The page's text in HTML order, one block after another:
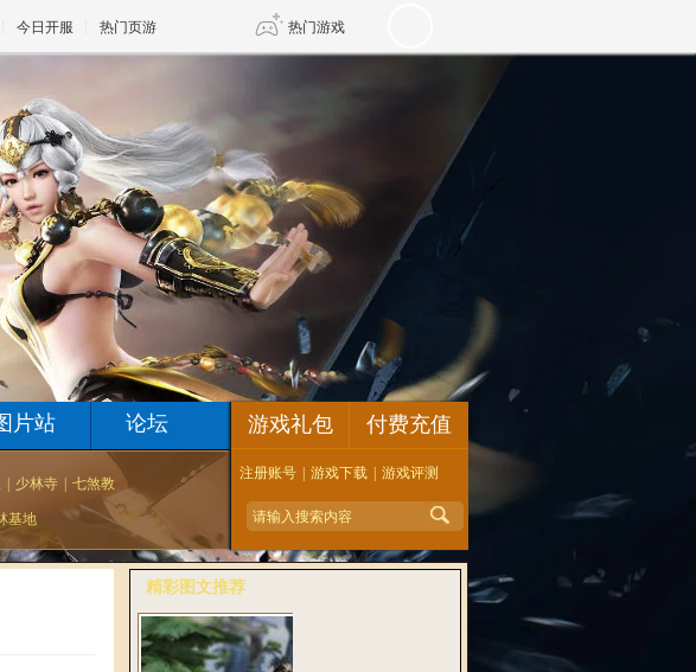
今日开服 热门页游 热门游戏
魔兽
天堂 剑网3旗舰版 新天龙八部
王权与自由 诛仙世界 新仙侠5
片站 论坛
少林寺 七煞教
基地
游戏礼包 付费充值
注册账号 游戏下载 游戏评测
精彩图文推荐
更多>>